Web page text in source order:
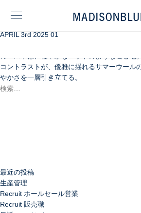
APRIL 3rd 2025 01
チルデンベストの配色とインナーカラーがア
コントラストが、優雅に揺れるサマーウール
やかさを一層引き立てる。
検
最近の投稿
生産管理
Recruit ホールセール営業
Recruit 販売職